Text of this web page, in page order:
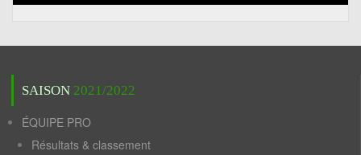
SAISON 2021/2022
ÉQUIPE PRO
Résultats & classement